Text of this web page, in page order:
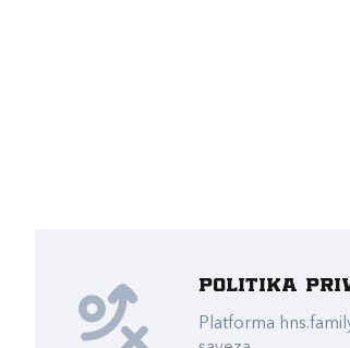
Politika
Platforma